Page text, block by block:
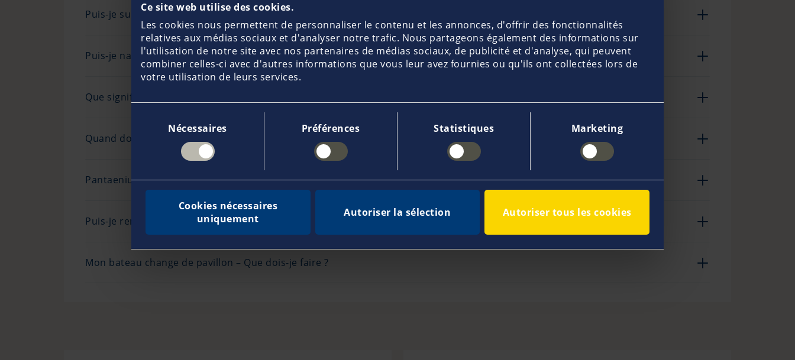
Ce site web utilise des cookies.
Les cookies nous permettent de personnaliser le contenu et les annonces, d'offrir des fonctionnalités
relatives aux médias sociaux et d'analyser notre trafic. Nous partageons également des informations sur
l'utilisation de notre site avec nos partenaires de médias sociaux, de publicité et d'analyse, qui peuvent
combiner celles-ci avec d'autres informations que vous leur avez fournies ou qu'ils ont collectées lors de
votre utilisation de leurs services.
consentement
Nécessaires Préférences Statistiques Marketing
Cookies nécessaires
uniquement
Autoriser la sélection Autoriser tous les cookies
Puis-je suspendre mes polices d’assurance pour une saison ?
Puis-je naviguer au-delà de ma zone de navigation ?
Que signifie “Valeur Agréée” ?
Quand dois-je faire vérifier ou remplacer mon gréement ?
Pantaenius impose-t-il d’effectuer des entretiens sur le gréement, gaz, joints, vannes, etc… ?
Puis-je remplacer le titulaire du contrat par un autre, en conservant le même contrat ?
Mon bateau change de pavillon – Que dois-je faire ?